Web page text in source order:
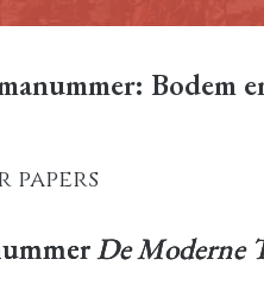
Bodem
De Moderne